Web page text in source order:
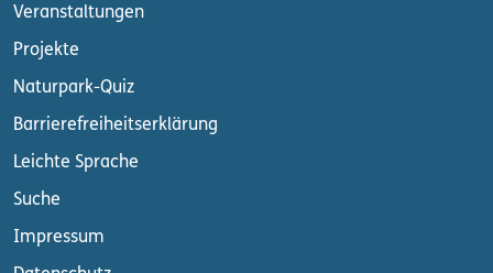
Veranstaltungen
Projekte
Naturpark-Quiz
Barrierefreiheitserklärung
Leichte Sprache
Suche
Impressum